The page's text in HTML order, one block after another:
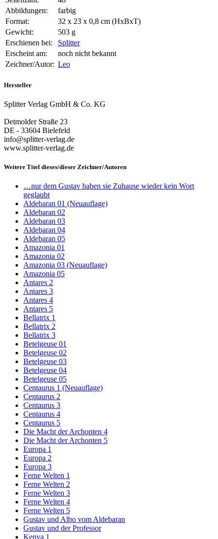
Abbildungen:
farbig
Format:
32 x 23 x 0,8 cm (HxBxT)
Gewicht:
503 g
Erschienen bei:
Splitter
Erscheint am:
noch nicht bekannt
Zeichner/Autor: Leo
Hersteller
Splitter Verlag GmbH & Co. KG
Detmolder Straße 23
DE - 33604 Bielefeld
info@splitter-verlag.de
www.splitter-verlag.de
Weitere Titel dieses/dieser Zeichner/Autoren
…nur dem Gustav haben sie Zuhause wieder kein Wort
geglaubt
Aldebaran 01 (Neuauflage)
Aldebaran 02
Aldebaran 03
Aldebaran 04
Aldebaran 05
Amazonia 01
Amazonia 02
Amazonia 03 (Neuauflage)
Amazonia 05
Antares 2
Antares 3
Antares 4
Antares 5
Bellatrix 1
Bellatrix 2
Bellatrix 3
Betelgeuse 01
Betelgeuse 02
Betelgeuse 03
Betelgeuse 04
Betelgeuse 05
Centaurus 1 (Neuauflage)
Centaurus 2
Centaurus 3
Centaurus 4
Centaurus 5
Die Macht der Archonten 4
Die Macht der Archonten 5
Europa 1
Europa 2
Europa 3
Ferne Welten 1
Ferne Welten 2
Ferne Welten 3
Ferne Welten 4
Ferne Welten 5
Gustav und Albo vom Aldebaran
Gustav und der Professor
Kenya 1